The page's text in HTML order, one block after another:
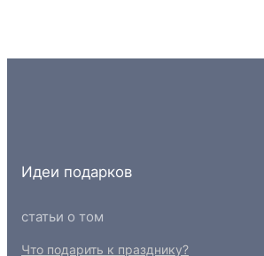
Идеи подарков
статьи о том
Что подарить к празднику?